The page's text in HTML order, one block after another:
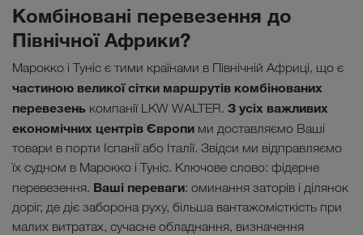
Комбіновані перевезення до
Північної Африки?
Марокко і Туніс є тими країнами в Північній Африці, що є
частиною великої сітки маршрутів комбінованих
перевезень компанії LKW WALTER. З усіх важливих
економічних центрів Європи ми доставляємо Ваші
товари в порти Іспанії або Італії. Звідси ми відправляємо
їх судном в Марокко і Туніс. Ключове слово: фідерне
перевезення. Ваші переваги: оминання заторів і ділянок
доріг, де діє заборона руху, більша вантажомісткість при
малих витратах, сучасне обладнання, визначення